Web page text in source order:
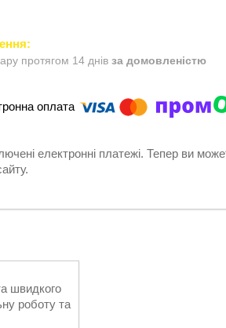
протягом 14 днів за домовленістю
електронні платежі. Тепер ви
швидкого
роботу та